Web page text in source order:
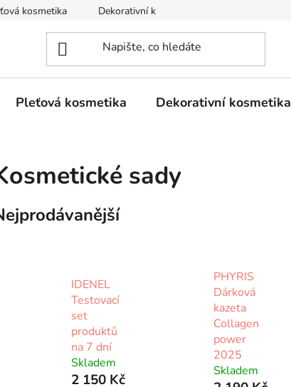
kosmetika Dekorativní kosmetika
Pleťová kosmetika Dekorativní kosmetika
sady
IDENEL
Testovací
set
produktů
na 7 dní
Skladem
2 150 Kč
PHYRIS
Dárková
kazeta
Collagen
power
2025
Skladem